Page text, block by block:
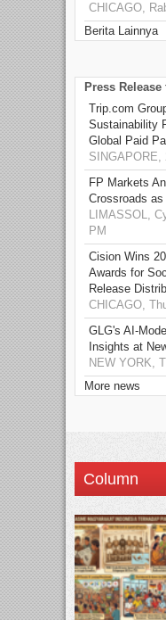
CHICAGO,
Berita Lainnya
Press
Trip.com
Sustainability
Global Paid
SINGAPORE,
FP Markets
Crossroads
LIMASSOL,
PM
Cision Wins
Awards for
Release
CHICAGO,
GLG's AI-
Insights at
NEW YORK,
More news
Column